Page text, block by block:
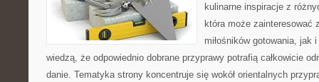
kulinarne inspiracje z
która może zainteresować
miłośników gotowania, jak
wiedzą, że odpowiednio dobrane przyprawy potrafią całkowicie
danie. Tematyka strony koncentruje się wokół orientalnych